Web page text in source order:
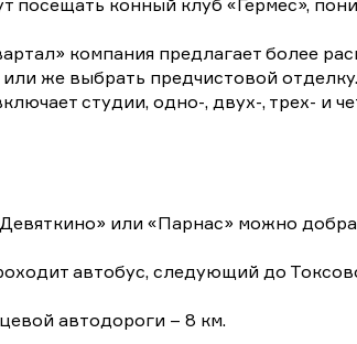
посещать конный клуб «Гермес»,
компания предлагает более
же выбрать предчистовой
студии, одно-, двух-, трех-
или «Парнас» можно
автобус, следующий до
автодороги – 8 км.